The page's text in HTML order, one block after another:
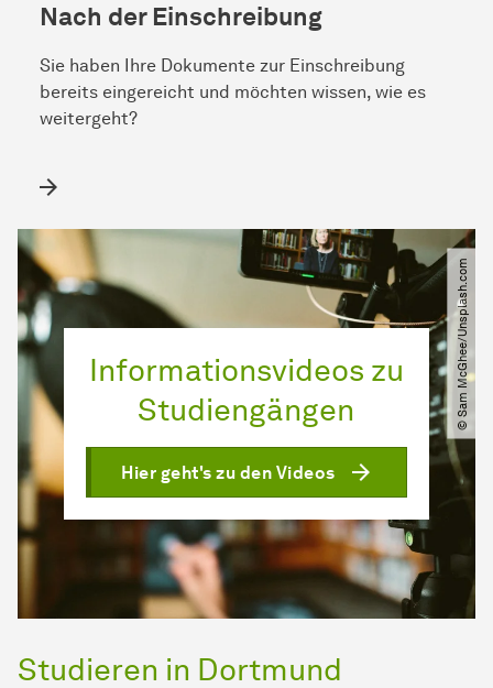
Nach der Einschreibung
Sie haben Ihre Dokumente zur Einschreibung
bereits eingereicht und möchten wissen, wie es
weitergeht?
Informationsvideos zu
Studiengängen
Hier geht's zu den Videos
© Sam McGhee​/​Unsplash.com
Studieren in Dortmund